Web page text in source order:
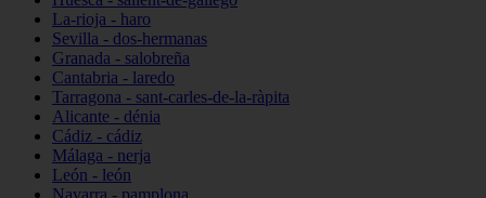
La-rioja - haro
Sevilla - dos-hermanas
Granada - salobreña
Cantabria - laredo
Tarragona - sant-carles-de-la-ràpita
Alicante - dénia
Cádiz - cádiz
Málaga - nerja
León - león
Navarra - pamplona